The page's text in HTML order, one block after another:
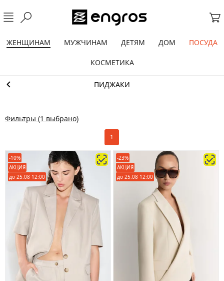
ЖЕНЩИНАМ МУЖЧИНАМ ДЕТЯМ ДОМ ПОСУДА
КОСМЕТИКА
ПИДЖАКИ
Фильтры (1 выбрано)
1
-10%
АКЦИЯ
до 25.08 12:00
-23%
АКЦИЯ
до 25.08 12:00